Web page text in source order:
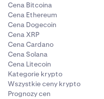
Cena Bitcoina
Cena Ethereum
Cena Dogecoin
Cena XRP
Cena Cardano
Cena Solana
Cena Litecoin
Kategorie krypto
Wszystkie ceny krypto
Prognozy cen